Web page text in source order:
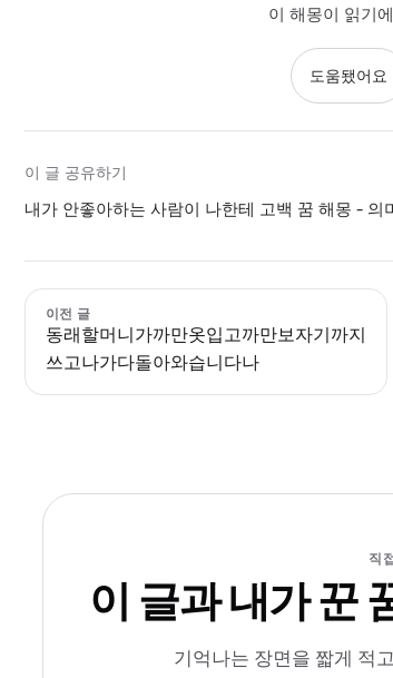
이 해몽이 읽기
도움됐어요
이 글 공유하기
내가 안좋아하는 사람이 나한테 고백 꿈 해몽 - 의
이전 글
동래할머니가까만옷입고까만보자기까지
쓰고나가다돌아와습니다나
직
이 글과 내가 꾼
기억나는 장면을 짧게 적